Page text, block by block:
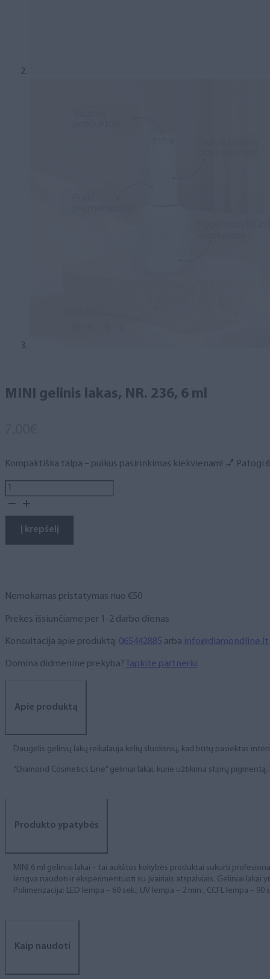
MINI gelinis lakas, NR. 236, 6 ml
Kompaktiška talpa – puikus pasirinkimas kiekvienam! 💅
produkto
kiekis:
gelinis
lakas,
Į krepšelį
Nemokamas pristatymas nuo €50
Prekes išsiunčiame per 1-2 darbo dienas
Konsultacija apie produktą: 065442885 arba info@diamondline.lt
Domina didmeninė prekyba? Tapkite partneriu
Apie produktą
Daugelis gelinių lakų reikalauja kelių sluoksnių, kad būtų pasiektas
“Diamond Cosmetics Line” geliniai lakai, kurie užtikrina stiprų
Produkto ypatybės
MINI 6 ml geliniai lakai – tai aukštos kokybės produktai sukurti
lengva naudoti ir eksperimentuoti su įvairiais atspalviais. Geliniai lakai
Polimerizacija: LED lempa – 60 sek., UV lempa – 2 min., CCFL lempa – 90
Kaip naudoti